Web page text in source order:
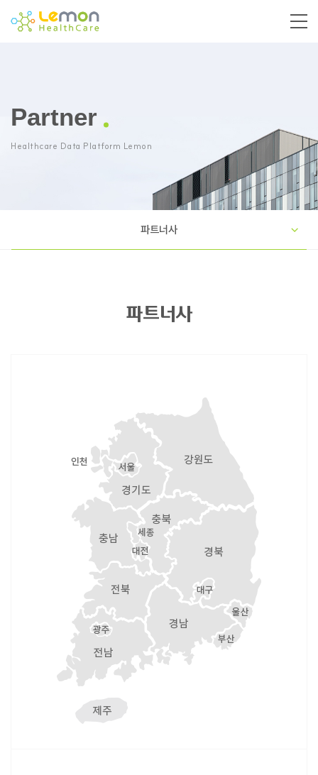
Partner
Healthcare Data Platform Lemon
파트너사
파트너사